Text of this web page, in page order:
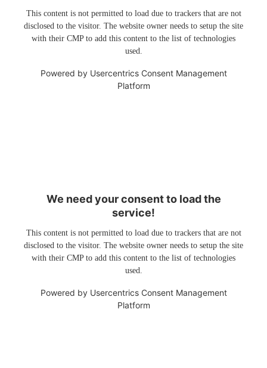
This content is not permitted to load due to trackers that are not
disclosed to the visitor. The website owner needs to setup the site
with their CMP to add this content to the list of technologies
used.
Powered by Usercentrics Consent Management
Platform
We need your consent to load the
service!
This content is not permitted to load due to trackers that are not
disclosed to the visitor. The website owner needs to setup the site
with their CMP to add this content to the list of technologies
used.
Powered by Usercentrics Consent Management
Platform